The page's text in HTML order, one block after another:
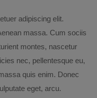
adipiscing elit.
massa. Cum sociis
montes, nascetur
nec, pellentesque eu,
quis enim. Donec
eget, arcu.